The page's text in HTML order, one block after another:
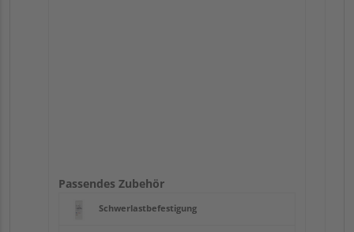
Passendes Zubehör
Schwerlastbefestigung